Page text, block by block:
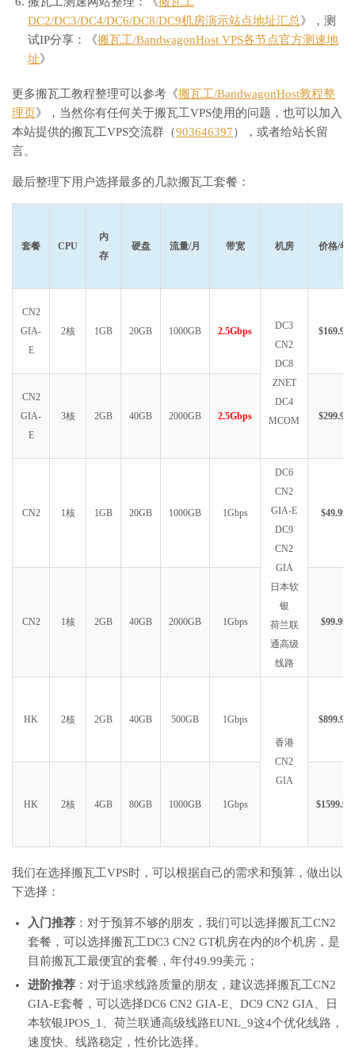
DC2/DC3/DC4/DC6/DC8/DC9机房演示站点地址汇总》，测
试IP分享：《搬瓦工/BandwagonHost VPS各节点官方测速地
址》
更多搬瓦工教程整理可以参考《搬瓦工/BandwagonHost教程整
理页》，当然你有任何关于搬瓦工VPS使用的问题，也可以加入
本站提供的搬瓦工VPS交流群（903646397），或者给站长留
言。
最后整理下用户选择最多的几款搬瓦工套餐：
套餐 CPU
内
存
硬盘 流量/月 带宽 机房 价格/年
CN2
GIA-
E
2核 1GB 20GB 1000GB 2.5Gbps
DC3
CN2
DC8
ZNET
DC4
MCOM
$169.99
CN2
GIA-
E
3核 2GB 40GB 2000GB 2.5Gbps $299.99
CN2 1核 1GB 20GB 1000GB 1Gbps
DC6
CN2
GIA-E
DC9
CN2
GIA
日本软
银
荷兰联
通高级
线路
$49.99
CN2 1核 2GB 40GB 2000GB 1Gbps $99.99
HK 2核 2GB 40GB 500GB 1Gbps
香港
CN2
GIA
$899.99
HK 2核 4GB 80GB 1000GB 1Gbps $1599.99
我们在选择搬瓦工VPS时，可以根据自己的需求和预算，做出以
下选择：
入门推荐 ：对于预算不够的朋友，我们可以选择搬瓦工CN2
套餐，可以选择搬瓦工DC3 CN2 GT机房在内的8个机房，是
目前搬瓦工最便宜的套餐，年付49.99美元；
进阶推荐 ：对于追求线路质量的朋友，建议选择搬瓦工CN2
GIA-E套餐，可以选择DC6 CN2 GIA-E、DC9 CN2 GIA、日
本软银JPOS_1、荷兰联通高级线路EUNL_9这4个优化线路，
速度快、线路稳定，性价比选择。